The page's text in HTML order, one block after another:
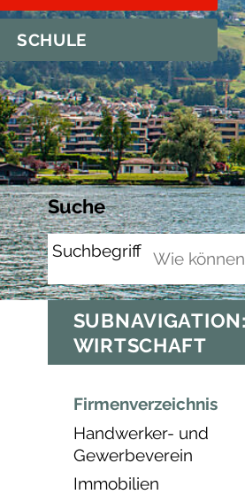
SCHULE
Suche
Suchbegriff
SUBNAVIGATION:
WIRTSCHAFT
Firmenverzeichnis
Handwerker- und
Gewerbeverein
Immobilien